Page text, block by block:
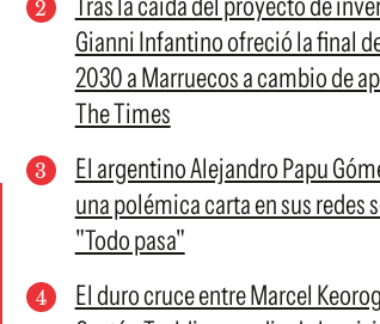
Gianni Infantino ofreció la final
2030 a Marruecos a cambio de
The Times
El argentino Alejandro Papu
una polémica carta en sus redes
"Todo pasa"
El duro cruce entre Marcel